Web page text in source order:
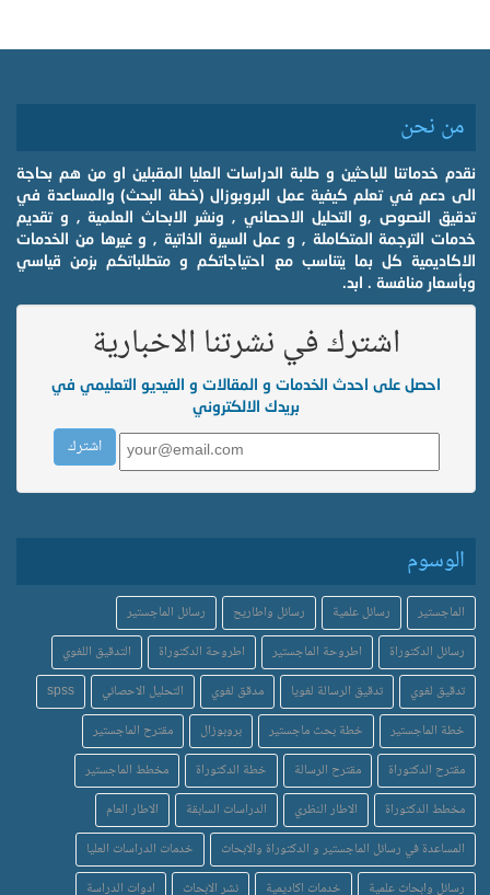
من نحن
نقدم خدماتنا للباحثين و طلبة الدراسات العليا المقبلين او من هم بحاجة
الى دعم في تعلم كيفية عمل البروبوزال (خطة البحث) والمساعدة في
تدقيق النصوص ,و التحليل الاحصائي , ونشر الابحاث العلمية , و تقديم
خدمات الترجمة المتكاملة , و عمل السيرة الذاتية , و غيرها من الخدمات
الاكاديمية كل بما يتناسب مع احتياجاتكم و متطلباتكم بزمن قياسي
وبأسعار منافسة . ابد.
اشترك في نشرتنا الاخبارية
احصل على احدث الخدمات و المقالات و الفيديو التعليمي في
بريدك الالكتروني
الوسوم
الماجستير رسائل علمية رسائل واطاريح
رسائل الماجستير
رسائل الدكتوراة
اطروحة الماجستير اطروحة الدكتوراة
التدقيق اللغوي
تدقيق لغوي
تدقيق الرسالة لغويا مدقق لغوي التحليل الاحصائي
spss
خطة الماجستير
خطة بحث ماجستير بروبوزال
مقترح الماجستير
مقترح الدكتوراة
مقترح الرسالة خطة الدكتوراة
مخطط الماجستير
مخطط الدكتوراة
الاطار النظري الدراسات السابقة
الاطار العام
المساعدة في رسائل الماجستير و الدكتوراة والابحاث
خدمات الدراسات العليا
رسائل وابحاث علمية
خدمات اكاديمية نشر الابحاث ادوات الدراسة